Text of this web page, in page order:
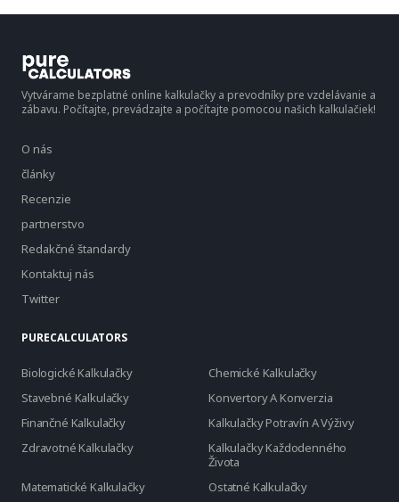
Vytvárame bezplatné online kalkulačky a prevodníky pre vzdelávanie a
zábavu. Počítajte, prevádzajte a počítajte pomocou našich kalkulačiek!
O nás
články
Recenzie
partnerstvo
Redakčné štandardy
Kontaktuj nás
Twitter
PURECALCULATORS
Biologické Kalkulačky
Chemické Kalkulačky
Stavebné Kalkulačky
Konvertory A Konverzia
Finančné Kalkulačky
Kalkulačky Potravín A Výživy
Zdravotné Kalkulačky
Kalkulačky Každodenného
Života
Matematické Kalkulačky
Ostatné Kalkulačky